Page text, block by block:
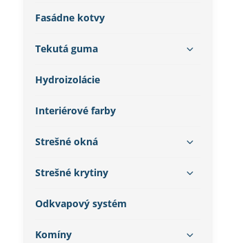
Fasádne kotvy
Tekutá guma
Hydroizolácie
Interiérové farby
Strešné okná
Strešné krytiny
Odkvapový systém
Komíny